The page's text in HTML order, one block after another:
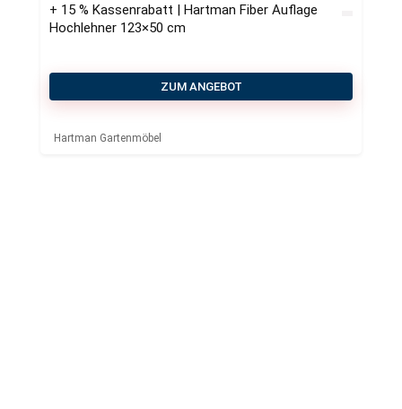
+ 15 % Kassenrabatt | Hartman Fiber Auflage
Hochlehner 123×50 cm
ZUM ANGEBOT
Hartman Gartenmöbel